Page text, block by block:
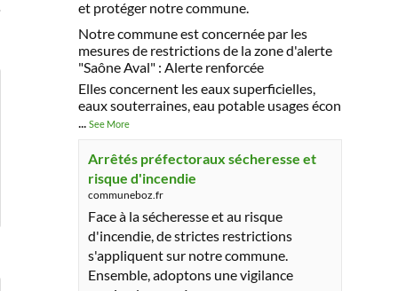
et protéger notre commune.
Notre commune est concernée par les
mesures de restrictions de la zone d'alerte
"Saône Aval" : Alerte renforcée
Elles concernent les eaux superficielles,
eaux souterraines, eau potable usages écon
... See More
Arrêtés préfectoraux sécheresse et
risque d'incendie
communeboz.fr
Face à la sécheresse et au risque
d'incendie, de strictes restrictions
s'appliquent sur notre commune.
Ensemble, adoptons une vigilance